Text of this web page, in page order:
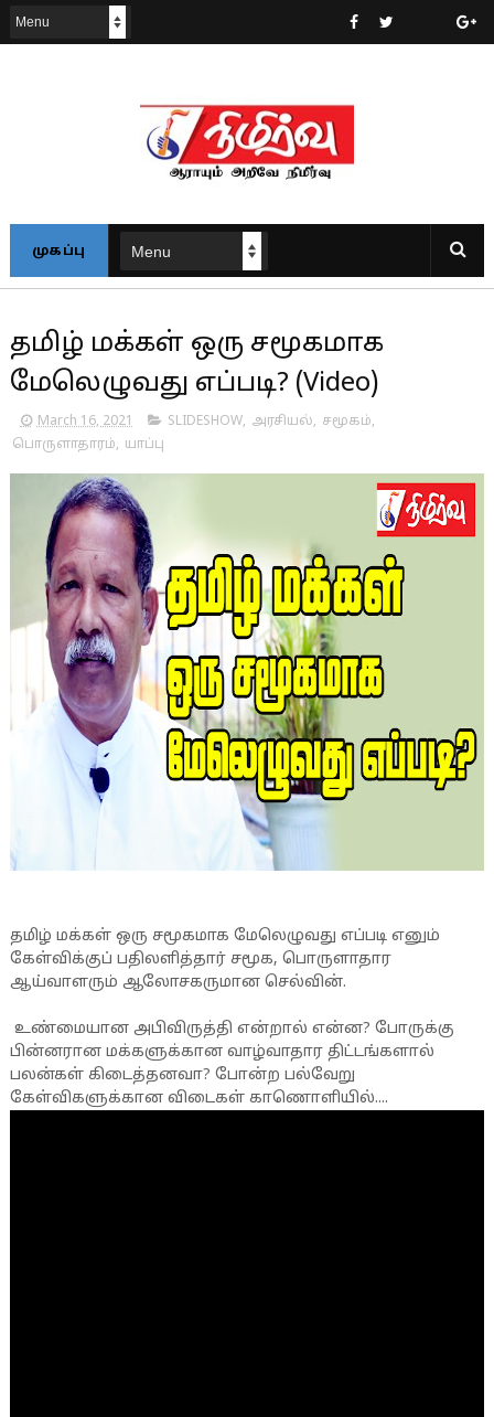
முகப்பு
தமிழ் மக்கள் ஒரு சமூகமாக
மேலெழுவது எப்படி? (Video)
March 16, 2021 SLIDESHOW, அரசியல், சமூகம்,
பொருளாதாரம், யாப்பு
தமிழ் மக்கள் ஒரு சமூகமாக மேலெழுவது எப்படி எனும்
கேள்விக்குப் பதிலளித்தார் சமூக, பொருளாதார
ஆய்வாளரும் ஆலோசகருமான செல்வின்.
உண்மையான அபிவிருத்தி என்றால் என்ன? போருக்கு
பின்னரான மக்களுக்கான வாழ்வாதார திட்டங்களால்
பலன்கள் கிடைத்தனவா? போன்ற பல்வேறு
கேள்விகளுக்கான விடைகள் காணொளியில்....